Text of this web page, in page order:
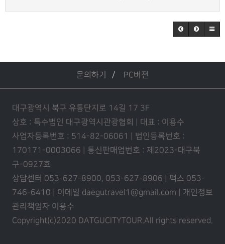
문의하기 PC버전
대구광역시 북구 유통단지로 14길 17 3F
상호 : 특수법인 대구광역시관광협회 | 대표 : 이용수
사업자등록번호 : 514-82-06061 | 법인등록번호 :
170171-0003066 | 통신판매업번호 : 제2023-대구북
구-0927호
상담센터 053-627-8900, 053-627-8906 | 팩스 053-
746-6410 | 이메일 daegutravel1@gmail.com | 개인정보
관리책임자 이용수
Copyright(c)2020 DATGUCITYTOUR.All rights reserved.